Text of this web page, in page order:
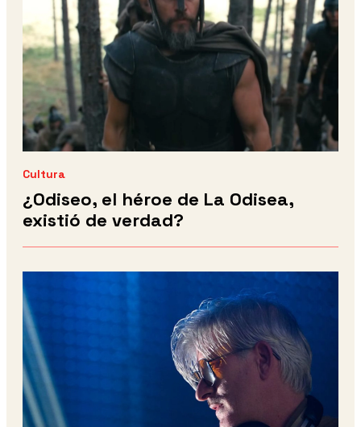
Cultura
¿Odiseo, el héroe de La Odisea,
existió de verdad?